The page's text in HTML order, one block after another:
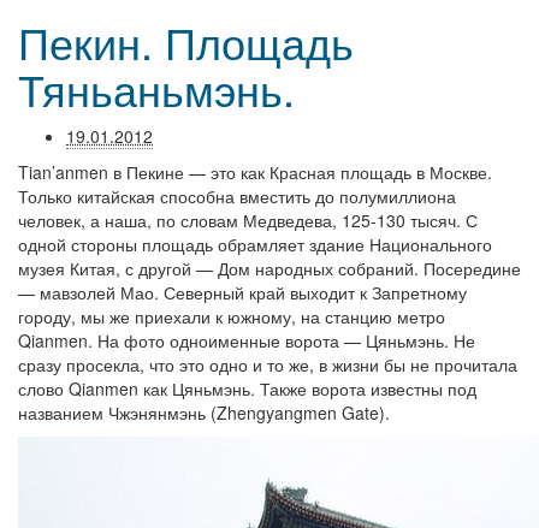
Пекин. Площадь
Тяньаньмэнь.
19.01.2012
Tian’anmen в Пекине — это как Красная площадь в Москве.
Только китайская способна вместить до полумиллиона
человек, а наша, по словам Медведева, 125-130 тысяч. С
одной стороны площадь обрамляет здание Национального
музея Китая, с другой — Дом народных собраний. Посередине
— мавзолей Мао. Северный край выходит к Запретному
городу, мы же приехали к южному, на станцию метро
Qianmen. На фото одноименные ворота — Цяньмэнь. Не
сразу просекла, что это одно и то же, в жизни бы не прочитала
слово Qianmen как Цяньмэнь. Также ворота известны под
названием Чжэнянмэнь (Zhengyangmen Gate).